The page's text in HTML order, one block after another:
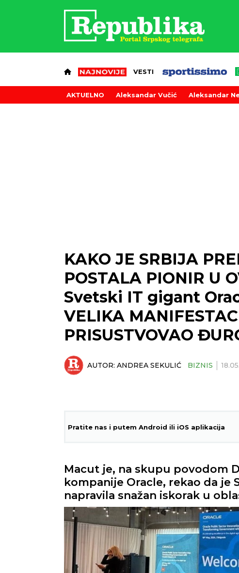
VESTI
AKTUELNO Aleksandar Vučić Aleksandar
KAKO JE SRBIJA
POSTALA PIONIR U
Svetski IT gigant
VELIKA
PRISUSTVOVAO
AUTOR: ANDREA SEKULIĆ BIZNIS
Pratite nas i putem Android ili iOS aplikacija
Macut je, na skupu povodom
kompanije Oracle, rekao da
napravila snažan iskorak u